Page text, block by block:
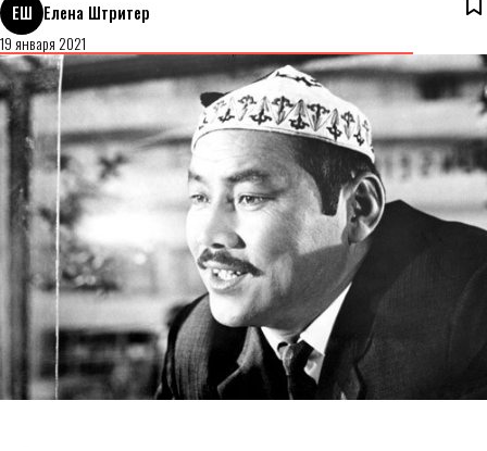
ЕШ Елена Штритер
19 января 2021